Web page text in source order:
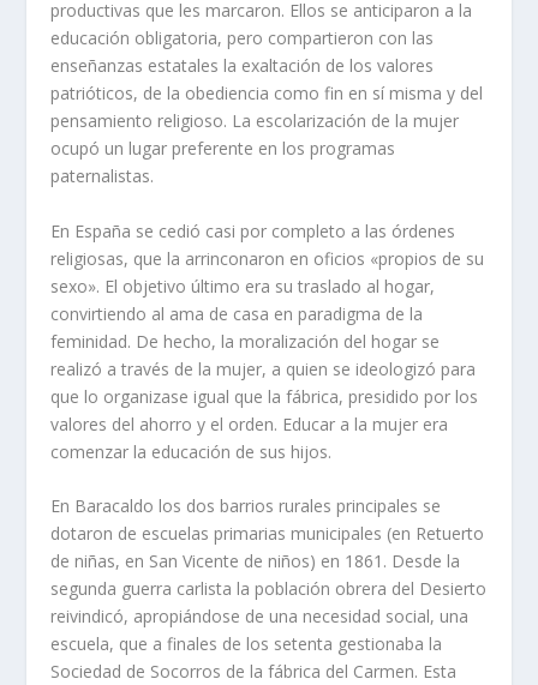
productivas que les marcaron. Ellos se anticiparon a la
educación obligatoria, pero compartieron con las
enseñanzas estatales la exaltación de los valores
patrióticos, de la obediencia como fin en sí­ misma y del
pensamiento religioso. La escolarización de la mujer
ocupó un lugar preferente en los programas
paternalistas.
En España se cedió casi por completo a las órdenes
religiosas, que la arrinconaron en oficios «propios de su
sexo». El objetivo último era su traslado al hogar,
convirtiendo al ama de casa en paradigma de la
feminidad. De hecho, la moralización del hogar se
realizó a través de la mujer, a quien se ideologizó para
que lo organizase igual que la fábrica, presidido por los
valores del ahorro y el orden. Educar a la mujer era
comenzar la educación de sus hijos.
En Baracaldo los dos barrios rurales principales se
dotaron de escuelas primarias municipales (en Retuerto
de niñas, en San Vicente de niños) en 1861. Desde la
segunda guerra carlista la población obrera del Desierto
reivindicó, apropiándose de una necesidad social, una
escuela, que a finales de los setenta gestionaba la
Sociedad de Socorros de la fábrica del Carmen. Esta